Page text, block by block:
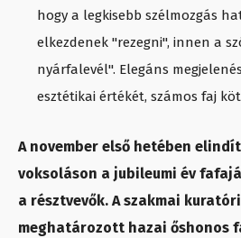
hogy a legkisebb szélmozgás
elkezdenek "rezegni", innen a
nyárfalevél". Elegáns
esztétikai értékét, számos faj
A november első hetében
voksoláson a jubileumi év
a résztvevők. A szakmai
meghatározott hazai őshonos